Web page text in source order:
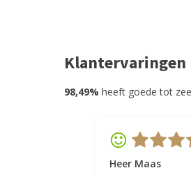
98,49% heeft goede tot
Heer Maas